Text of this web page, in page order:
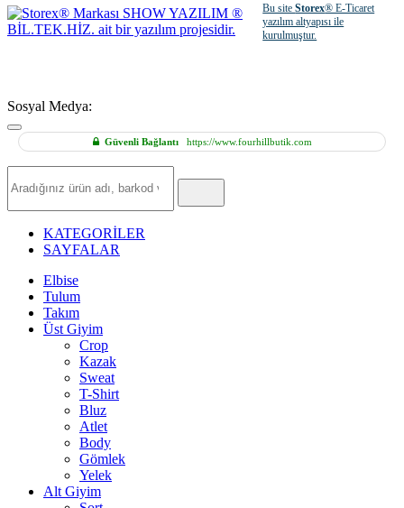
Bu siteStorex® E-Ticaret
yazılım altyapısı ile
kurulmuştur.
Sosyal Medya:
Güvenli Bağlantıhttps://www.fourhillbutik.com
Ürün
KATEGORİLER
SAYFALAR
Elbise
Tulum
Takım
Üst Giyim
Crop
Kazak
Sweat
T-Shirt
Bluz
Atlet
Body
Gömlek
Yelek
Alt Giyim